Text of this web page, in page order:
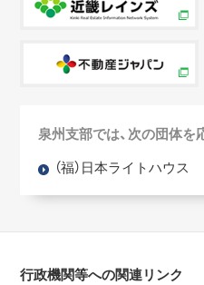
泉州支部では、次の団体を
（福）日本ライトハウス
行政機関等への関連リンク